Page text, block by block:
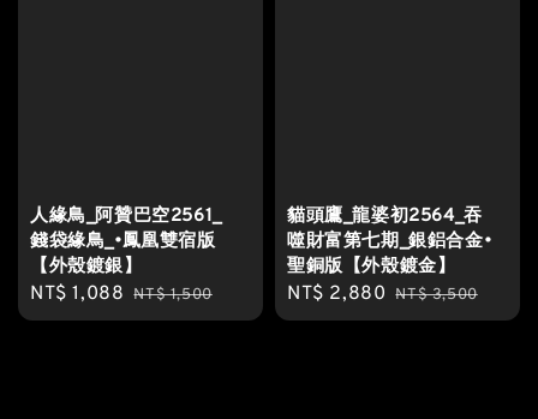
人緣鳥_阿贊巴空2561_
錢袋緣鳥_•鳳凰雙宿版
【外殼鍍銀】
Sale
price
NT$ 1,088 Regular
price
NT$ 1,500
貓頭鷹_龍婆初2564_吞
噬財富第七期_銀鋁合金•
聖銅版【外殼鍍金】
Sale
price
NT$ 2,880 Regular
price
NT$ 3,500